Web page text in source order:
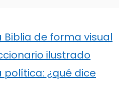
Biblia de forma visual
ilustrado
política: ¿qué dice